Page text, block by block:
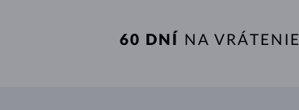
60 DNÍ NA VRÁTENIE